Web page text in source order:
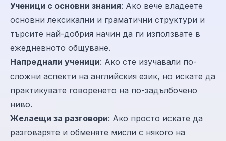
Ученици с основни знания: Ако вече владеете
основни лексикални и граматични структури и
търсите най-добрия начин да ги използвате в
ежедневното общуване.
Напреднали ученици: Ако сте изучавали по-
сложни аспекти на английския език, но искате да
практикувате говоренето на по-задълбочено
ниво.
Желаещи за разговори: Ако просто искате да
разговаряте и обменяте мисли с някого на